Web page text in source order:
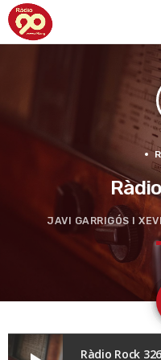
JAVI GARRIGÓS I
Ràdio Rock 326